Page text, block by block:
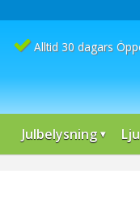
Alltid 30 dagars
Julbelysning